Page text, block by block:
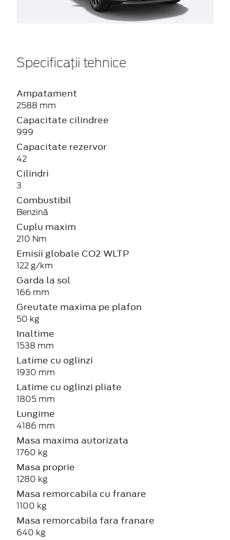
Specificații tehnice
Ampatament
2588 mm
Capacitate cilindree
999
Capacitate rezervor
42
Cilindri
3
Combustibil
Benzină
Cuplu maxim
210 Nm
Emisii globale CO2 WLTP
122 g/km
Garda la sol
166 mm
Greutate maxima pe plafon
50 kg
Inaltime
1538 mm
Latime cu oglinzi
1930 mm
Latime cu oglinzi pliate
1805 mm
Lungime
4186 mm
Masa maxima autorizata
1760 kg
Masa proprie
1280 kg
Masa remorcabila cu franare
1100 kg
Masa remorcabila fara franare
640 kg